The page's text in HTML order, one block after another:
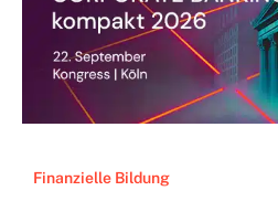
Finanzielle Bildung